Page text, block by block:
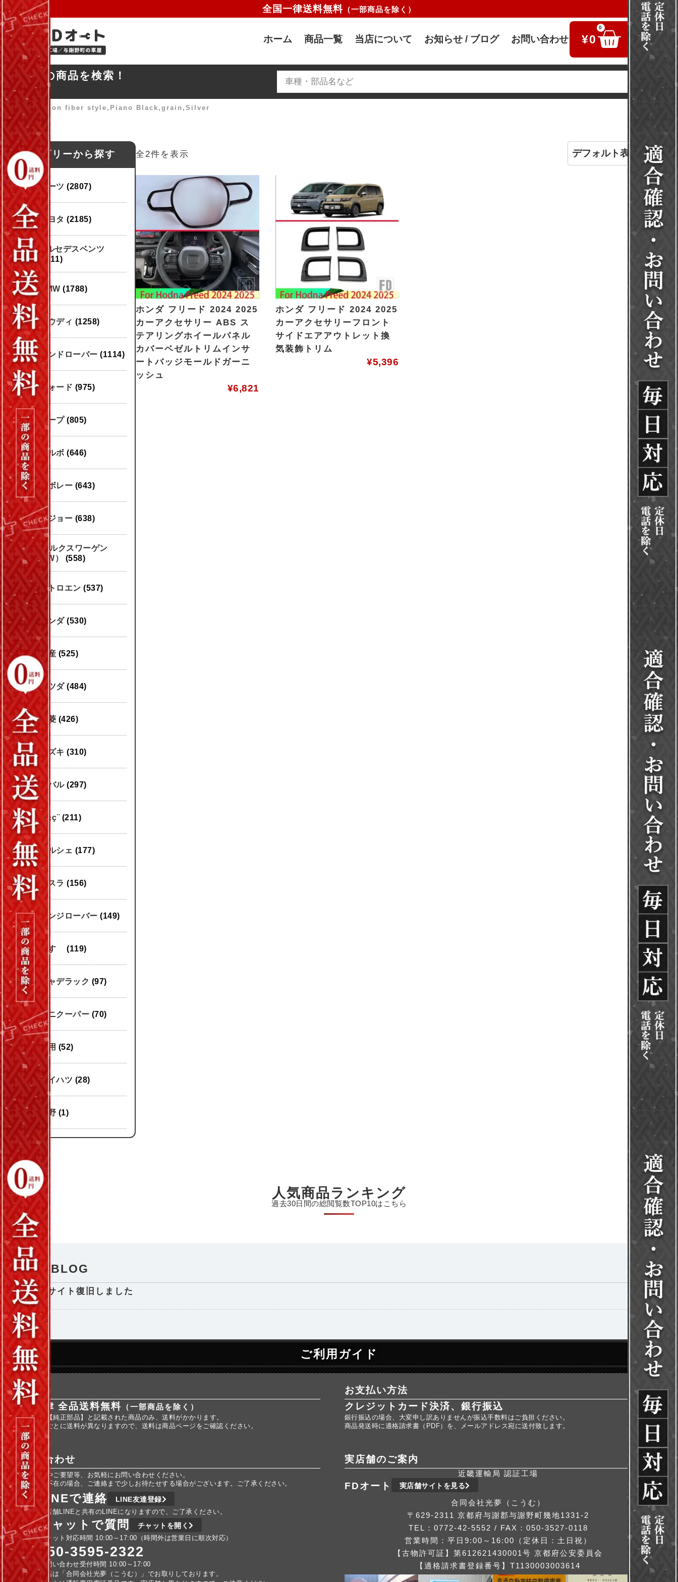
全国一律送料無料 （一部商品を除く）
ホーム 商品一覧 当店について お知らせ / ブログ お問い合わせ ¥0
0
お探しの商品を検索！
ホーム » Carbon fiber style,Piano Black,grain,Silver
カテゴリーから探す
パーツ (2807)
トヨタ (2185)
メルセデスベンツ
(1911)
BMW (1788)
アウディ (1258)
ランドローバー (1114)
フォード (975)
ジープ (805)
ボルボ (646)
シボレー (643)
プジョー (638)
フォルクスワーゲン
（VW） (558)
シトロエン (537)
ホンダ (530)
日産 (525)
マツダ (484)
三菱 (426)
スズキ (310)
スバル (297)
æ±ç¨ (211)
ポルシェ (177)
テスラ (156)
レンジローバー (149)
いすゞ (119)
キャデラック (97)
ミニクーパー (70)
汎用 (52)
ダイハツ (28)
日野 (1)
全2件を表示
ホンダ フリード 2024 2025
カーアクセサリー ABS ス
テアリングホイールパネル
カバーベゼルトリムインサ
ートバッジモールドガーニ
ッシュ
¥6,821
ホンダ フリード 2024 2025
カーアクセサリーフロント
サイドエアアウトレット換
気装飾トリム
¥5,396
人気商品ランキング
過去30日間の総閲覧数TOP10はこちら
NEWS / BLOG
2025-08-29 サイト復旧しました
一覧を見る
ご利用ガイド
送料
全国一律 全品送料無料 （一部商品を除く）
※商品名に【純正部品】と記載された商品のみ、送料がかかります。
※純正部品ごとに送料が異なりますので、送料は商品ページをご確認ください。
お支払い方法
クレジットカード決済、銀行振込
銀行振込の場合、大変申し訳ありませんが振込手数料はご負担ください。
商品発送時に適格請求書（PDF）を、メールアドレス宛に送付致します。
お問い合わせ
ご不明な点やご要望等、お気軽にお問い合わせください。
車検などで不在の場合、ご連絡まで少しお待たせする場合がございます。ご了承ください。
LINEで連絡 LINE友達登録
実店舗LINEと共有のLINEになりますので、ご了承ください。
チャットで質問 チャットを開く
チャット対応時間 10:00～17:00（時間外は営業日に順次対応）
050-3595-2322
お問い合わせ受付時間 10:00～17:00
電話は「合同会社光夢（こうむ）」でお取りしております。
実店舗のご案内
近畿運輸局 認証工場
FDオート 実店舗サイトを見る
合同会社光夢（こうむ）
〒629-2311 京都府与謝郡与謝野町幾地1331-2
TEL：0772-42-5552 / FAX：050-3527-0118
営業時間：平日9:00～16:00（定休日：土日祝）
【古物許可証】第612621430001号 京都府公安委員会
【適格請求書登録番号】T1130003003614